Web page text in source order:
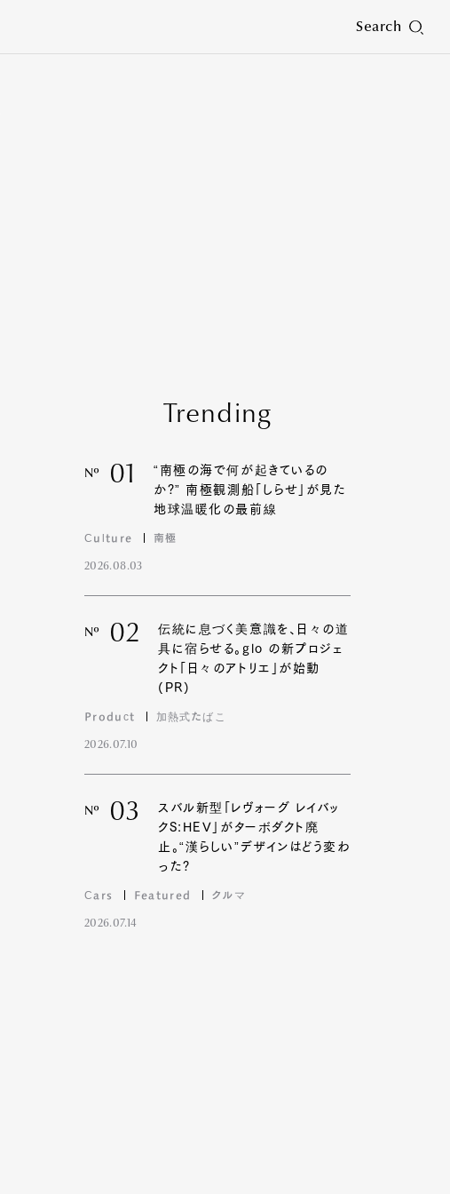
Search
Trending
Nº 01
“南極の海で何が起きているの
か?” 南極観測船「しらせ」が見た
地球温暖化の最前線
Culture 南極
2026.08.03
Nº 02
伝統に息づく美意識を、日々の道
具に宿らせる。glo の新プロジェ
クト「日々のアトリエ」が始動
(PR)
Product 加熱式たばこ
2026.07.10
Nº 03
スバル新型「レヴォーグ レイバッ
クS:HEV」がターボダクト廃
止。“漢らしい”デザインはどう変わ
った?
Cars Featured クルマ
2026.07.14